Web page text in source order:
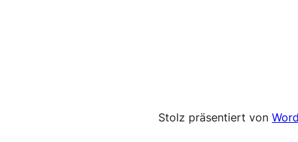
Stolz präsentiert von